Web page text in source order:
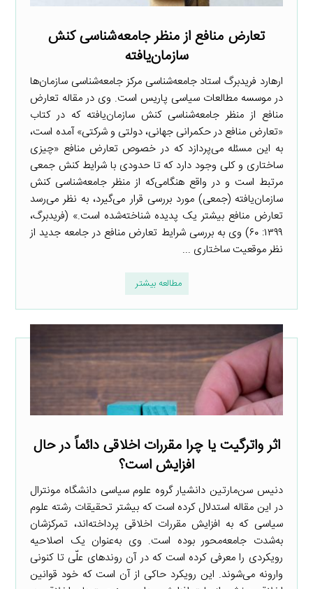
تعارض منافع از منظر جامعه‌شناسی کنش
سازمان‌یافته
ارهارد فریدبرگ استاد جامعه‌شناسی مرکز جامعه‌شناسی سازمان‌ها
در موسسه مطالعات سیاسی پاریس است. وی در مقاله تعارض
منافع از منظر جامعه‌شناسی کنش سازمان‌یافته که در کتاب
«تعارض منافع در حکمرانی جهانی، دولتی و شرکتی» آمده است،
به این مسئله می‌پردازد که در خصوص تعارض منافع «چیزی
ساختاری و کلی وجود دارد که تا حدودی با شرایط کنش جمعی
مرتبط است و در واقع هنگامی‌که از منظر جامعه‌شناسی کنش
سازمان‌یافته (جمعی) مورد بررسی قرار می‌گیرد، به نظر می‌رسد
تعارض منافع بیشتر یک پدیده شناخته‌شده است.» (فریدبرگ،
۱۳۹۹: ۶۰) وی به بررسی شرایط تعارض منافع در جامعه جدید از
نظر موقعیت ساختاری ...
مطالعه بیشتر
اثر واترگیت یا چرا مقررات اخلاقی دائماً در حال
افزایش است؟
دنیس سن‌مارتین دانشیار گروه علوم سیاسی دانشگاه مونترال
در این مقاله استدلال کرده است که بیشتر تحقیقات رشته علوم
سیاسی که به افزایش مقررات اخلاقی پرداخته‌اند، تمرکزشان
به‌شدت جامعه‌محور بوده است. وی به‌عنوان یک اصلاحیه
رویکردی را معرفی کرده است که در آن روندهای علّی تا کنونی
وارونه می‌شوند. این رویکرد حاکی از آن است که خود قوانین